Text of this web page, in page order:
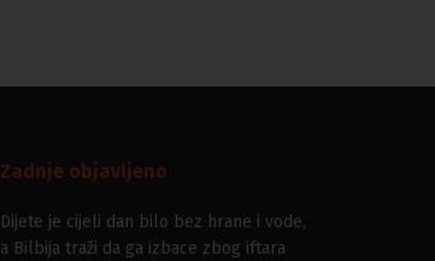
Zadnje objavljeno
Dijete je cijeli dan bilo bez hrane i vode,
a Bilbija traži da ga izbace zbog iftara